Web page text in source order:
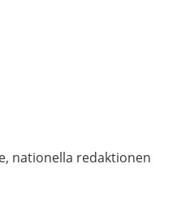
nationella redaktionen